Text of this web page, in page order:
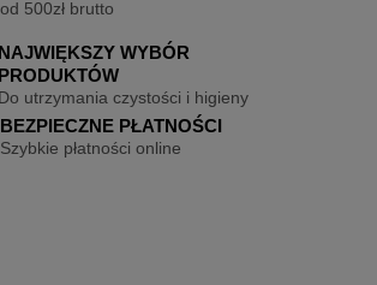
od 500zł brutto
NAJWIĘKSZY WYBÓR
PRODUKTÓW
Do utrzymania czystości i higieny
BEZPIECZNE PŁATNOŚCI
Szybkie płatności online